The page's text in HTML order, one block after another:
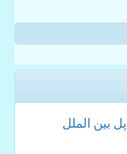
اپل بین الملل